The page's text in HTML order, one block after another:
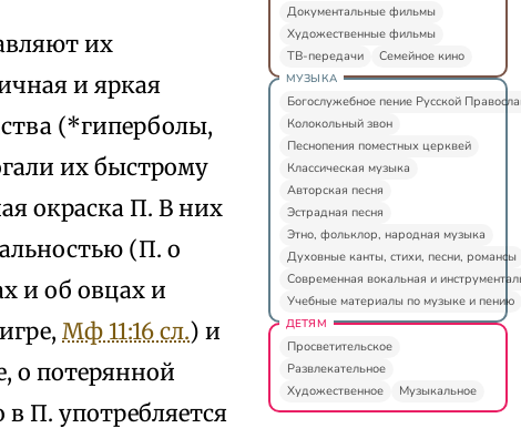
их
и яркая
(*гиперболы,
их быстрому
окраска П. В них
(П. о
и об овцах и
Мф 11:16 сл.) и
о потерянной
в П. употребляется
Документальные фильмы
Художественные фильмы
ТВ-передачи
Семейное кино
МУЗЫКА
Богослужебное пение Русской
Колокольный звон
Песнопения поместных церквей
Классическая музыка
Авторская песня
Эстрадная песня
Этно, фольклор, народная музыка
Духовные канты, стихи, песни, романсы
Современная вокальная и
Учебные материалы по музыке и пению
ДЕТЯМ
Просветительское
Развлекательное
Художественное
Музыкальное